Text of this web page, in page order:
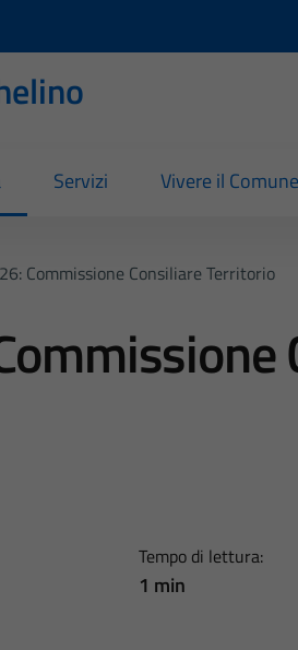
Servizi Vivere il Comune
Commissione Consiliare Territorio
Tempo di lettura:
1 min